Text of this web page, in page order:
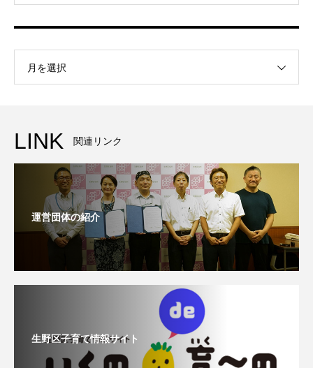
月を選択
LINK 関連リンク
運営団体の紹介
生野区子育て情報サイト